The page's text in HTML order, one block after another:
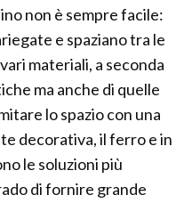
non è sempre facile:
e spaziano tra le
materiali, a seconda
ma anche di quelle
lo spazio con una
decorativa, il ferro e in
le soluzioni più
di fornire grande